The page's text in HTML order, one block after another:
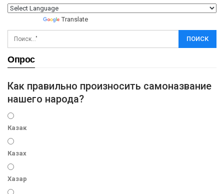
Translate
Опрос
Как правильно произносить самоназвание
нашего народа?
Казак
Казах
Хазар